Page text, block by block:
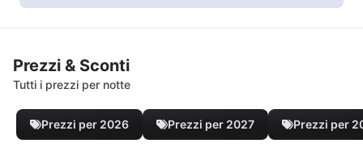
Prezzi & Sconti
Tutti i prezzi per notte
Prezzi per 2026 Prezzi per 2027 Prezzi per